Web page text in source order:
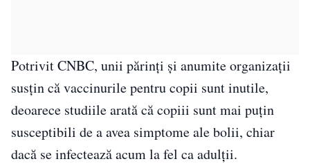
Potrivit CNBC, unii părinți și anumite organizații
susțin că vaccinurile pentru copii sunt inutile,
deoarece studiile arată că copiii sunt mai puțin
susceptibili de a avea simptome ale bolii, chiar
dacă se infectează acum la fel ca adulții.